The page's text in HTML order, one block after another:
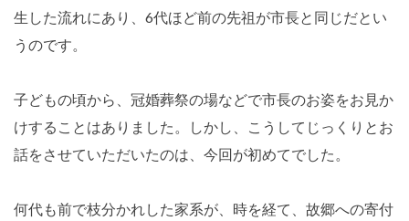
生した流れにあり、6代ほど前の先祖が市長と同じだとい
うのです。
子どもの頃から、冠婚葬祭の場などで市長のお姿をお見か
けすることはありました。しかし、こうしてじっくりとお
話をさせていただいたのは、今回が初めてでした。
何代も前で枝分かれした家系が、時を経て、故郷への寄付